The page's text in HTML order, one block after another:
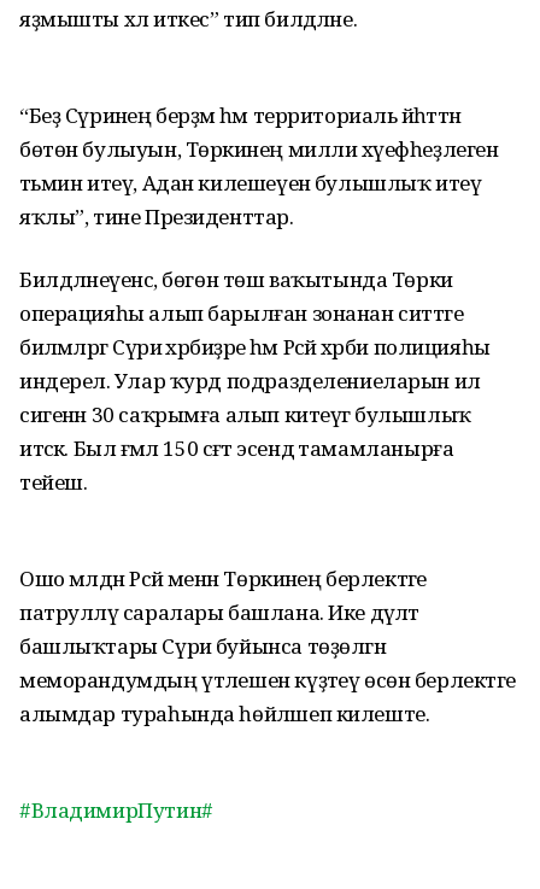
яҙмышты хәл иткес” тип билдәләне.
“Беҙ Сүриәнең берҙәм һәм территориаль йәһәттән
бөтөн булыуын, Төркиәнең милли хәүефһеҙлеген
тәьмин итеү, Адан килешеүенә булышлыҡ итеү
яҡлы”, тине Президенттар.
Билдәләнеүенсә, бөгөн төш ваҡытында Төркиә
операцияһы алып барылған зонанан ситтәге
биләмәләргә Сүриә хәрбиҙәре һәм Рәсәй хәрби полицияһы
индерелә. Улар ҡурд подразделениеларын ил
сигенән 30 саҡрымға алып китеүгә булышлыҡ
итәсәк. Был ғәмәл 150 сәғәт эсендә тамамланырға
тейеш.
Ошо мәлдән Рәсәй менән Төркиәнең берлектәге
патрулләү саралары башлана. Ике дәүләт
башлыҡтары Сүриә буйынса төҙөлгән
меморандумдың үтәлешен күҙәтеү өсөн берлектәге
алымдар тураһында һөйләшеп килеште.
#ВладимирПутин#